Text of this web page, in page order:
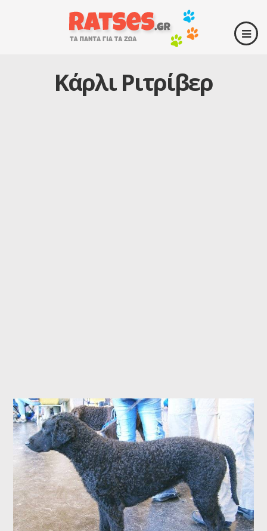
Κάρλι Ριτρίβερ